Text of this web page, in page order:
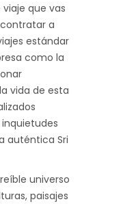
que vas
a
estándar
como la
vida de esta
auténtica Sri
universo
paisajes